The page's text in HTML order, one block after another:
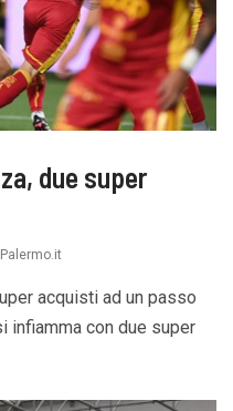
due super
acquisti ad un passo
infiamma con due super